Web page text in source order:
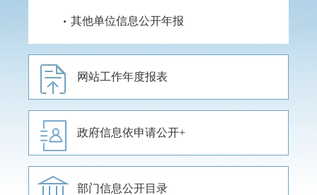
其他单位信息公开年报
网站工作年度报表
政府信息依申请公开
部门信息公开目录